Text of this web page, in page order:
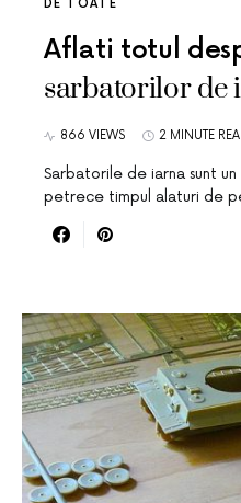
DE TOATE
Aflati totul
sarbatorilor de
866 VIEWS 2 MINUTE
Sarbatorile de iarna sunt
petrece timpul alaturi de